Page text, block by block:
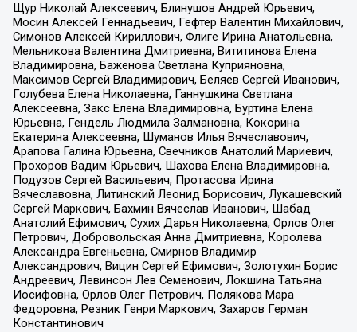
Щур Николай Алексеевич, Блинушов Андрей Юрьевич,
Мосин Алексей Геннадьевич, Гефтер Валентин Михайлович,
Симонов Алексей Кириллович, Флиге Ирина Анатольевна,
Мельникова Валентина Дмитриевна, Вититинова Елена
Владимировна, Баженова Светлана Куприяновна,
Максимов Сергей Владимирович, Беляев Сергей Иванович,
Голубева Елена Николаевна, Ганнушкина Светлана
Алексеевна, Закс Елена Владимировна, Буртина Елена
Юрьевна, Гендель Людмила Залмановна, Кокорина
Екатерина Алексеевна, Шуманов Илья Вячеславович,
Арапова Галина Юрьевна, Свечников Анатолий Мариевич,
Прохоров Вадим Юрьевич, Шахова Елена Владимировна,
Подузов Сергей Васильевич, Протасова Ирина
Вячеславовна, Литинский Леонид Борисович, Лукашевский
Сергей Маркович, Бахмин Вячеслав Иванович, Шабад
Анатолий Ефимович, Сухих Дарья Николаевна, Орлов Олег
Петрович, Добровольская Анна Дмитриевна, Королева
Александра Евгеньевна, Смирнов Владимир
Александрович, Вицин Сергей Ефимович, Золотухин Борис
Андреевич, Левинсон Лев Семенович, Локшина Татьяна
Иосифовна, Орлов Олег Петрович, Полякова Мара
Федоровна, Резник Генри Маркович, Захаров Герман
Константинович